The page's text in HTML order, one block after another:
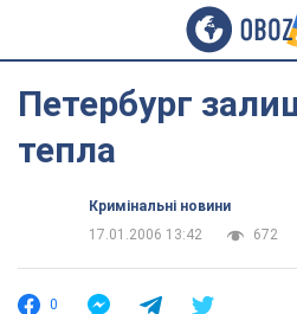
Петербург
тепла
Кримінальні новини
17.01.2006 13:42
672
0